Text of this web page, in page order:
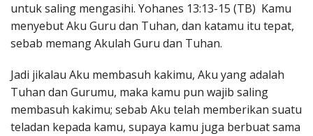
untuk saling mengasihi. Yohanes 13:13-15 (TB) Kamu
menyebut Aku Guru dan Tuhan, dan katamu itu tepat,
sebab memang Akulah Guru dan Tuhan.
Jadi jikalau Aku membasuh kakimu, Aku yang adalah
Tuhan dan Gurumu, maka kamu pun wajib saling
membasuh kakimu; sebab Aku telah memberikan suatu
teladan kepada kamu, supaya kamu juga berbuat sama